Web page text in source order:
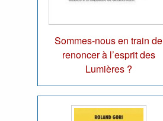
Sommes-nous en train de
renoncer à l’esprit des
Lumières ?